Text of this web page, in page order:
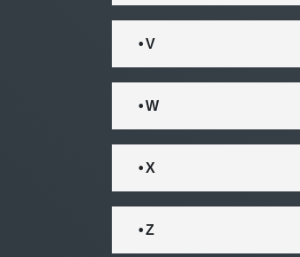
• V
• W
• X
• Z